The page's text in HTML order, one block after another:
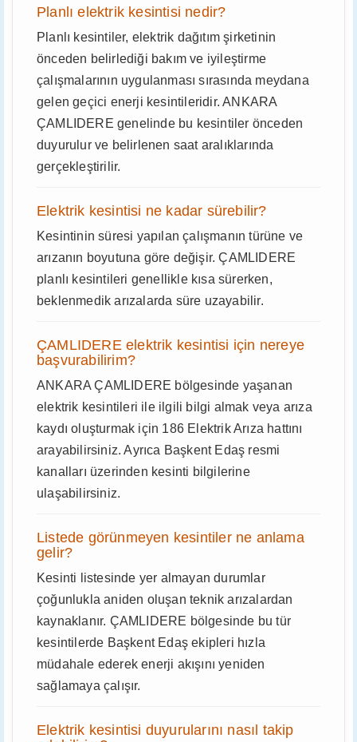
Planlı elektrik kesintisi nedir?
Planlı kesintiler, elektrik dağıtım şirketinin
önceden belirlediği bakım ve iyileştirme
çalışmalarının uygulanması sırasında meydana
gelen geçici enerji kesintileridir. ANKARA
ÇAMLIDERE genelinde bu kesintiler önceden
duyurulur ve belirlenen saat aralıklarında
gerçekleştirilir.
Elektrik kesintisi ne kadar sürebilir?
Kesintinin süresi yapılan çalışmanın türüne ve
arızanın boyutuna göre değişir. ÇAMLIDERE
planlı kesintileri genellikle kısa sürerken,
beklenmedik arızalarda süre uzayabilir.
ÇAMLIDERE elektrik kesintisi için nereye
başvurabilirim?
ANKARA ÇAMLIDERE bölgesinde yaşanan
elektrik kesintileri ile ilgili bilgi almak veya arıza
kaydı oluşturmak için 186 Elektrik Arıza hattını
arayabilirsiniz. Ayrıca Başkent Edaş resmi
kanalları üzerinden kesinti bilgilerine
ulaşabilirsiniz.
Listede görünmeyen kesintiler ne anlama
gelir?
Kesinti listesinde yer almayan durumlar
çoğunlukla aniden oluşan teknik arızalardan
kaynaklanır. ÇAMLIDERE bölgesinde bu tür
kesintilerde Başkent Edaş ekipleri hızla
müdahale ederek enerji akışını yeniden
sağlamaya çalışır.
Elektrik kesintisi duyurularını nasıl takip